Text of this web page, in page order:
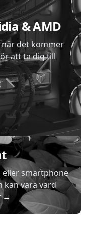
& AMD
det kommer
att ta dig till
eller smartphone
kan vara värd
→